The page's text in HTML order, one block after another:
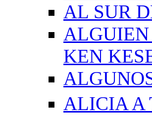
AL SUR
ALGUIEN
KEN
ALICIA A